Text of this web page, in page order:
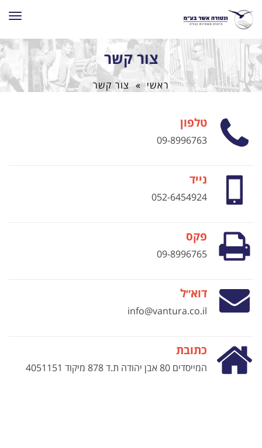
צור קשר
ראשי » צור קשר
טלפון
09-8996763
נייד
052-6454924
פקס
09-8996765
דוא״ל
info@vantura.co.il
כתובת
המייסדים 80 אבן יהודה ת.ד 878 מיקוד 4051151